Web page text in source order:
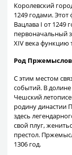
Королевский
1249 годами.
Вацлава I от 1249
первоначальный
XIV века функцию
Род
С этим местом
событий. В
Чешский
родину династии
здесь
свой плуг,
престол.
1306 год.